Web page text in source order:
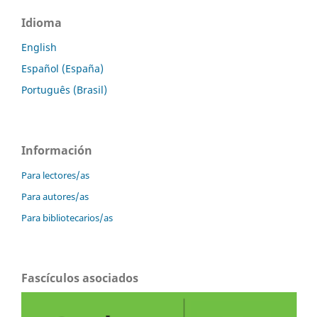
Idioma
English
Español (España)
Português (Brasil)
Información
Para lectores/as
Para autores/as
Para bibliotecarios/as
Fascículos asociados